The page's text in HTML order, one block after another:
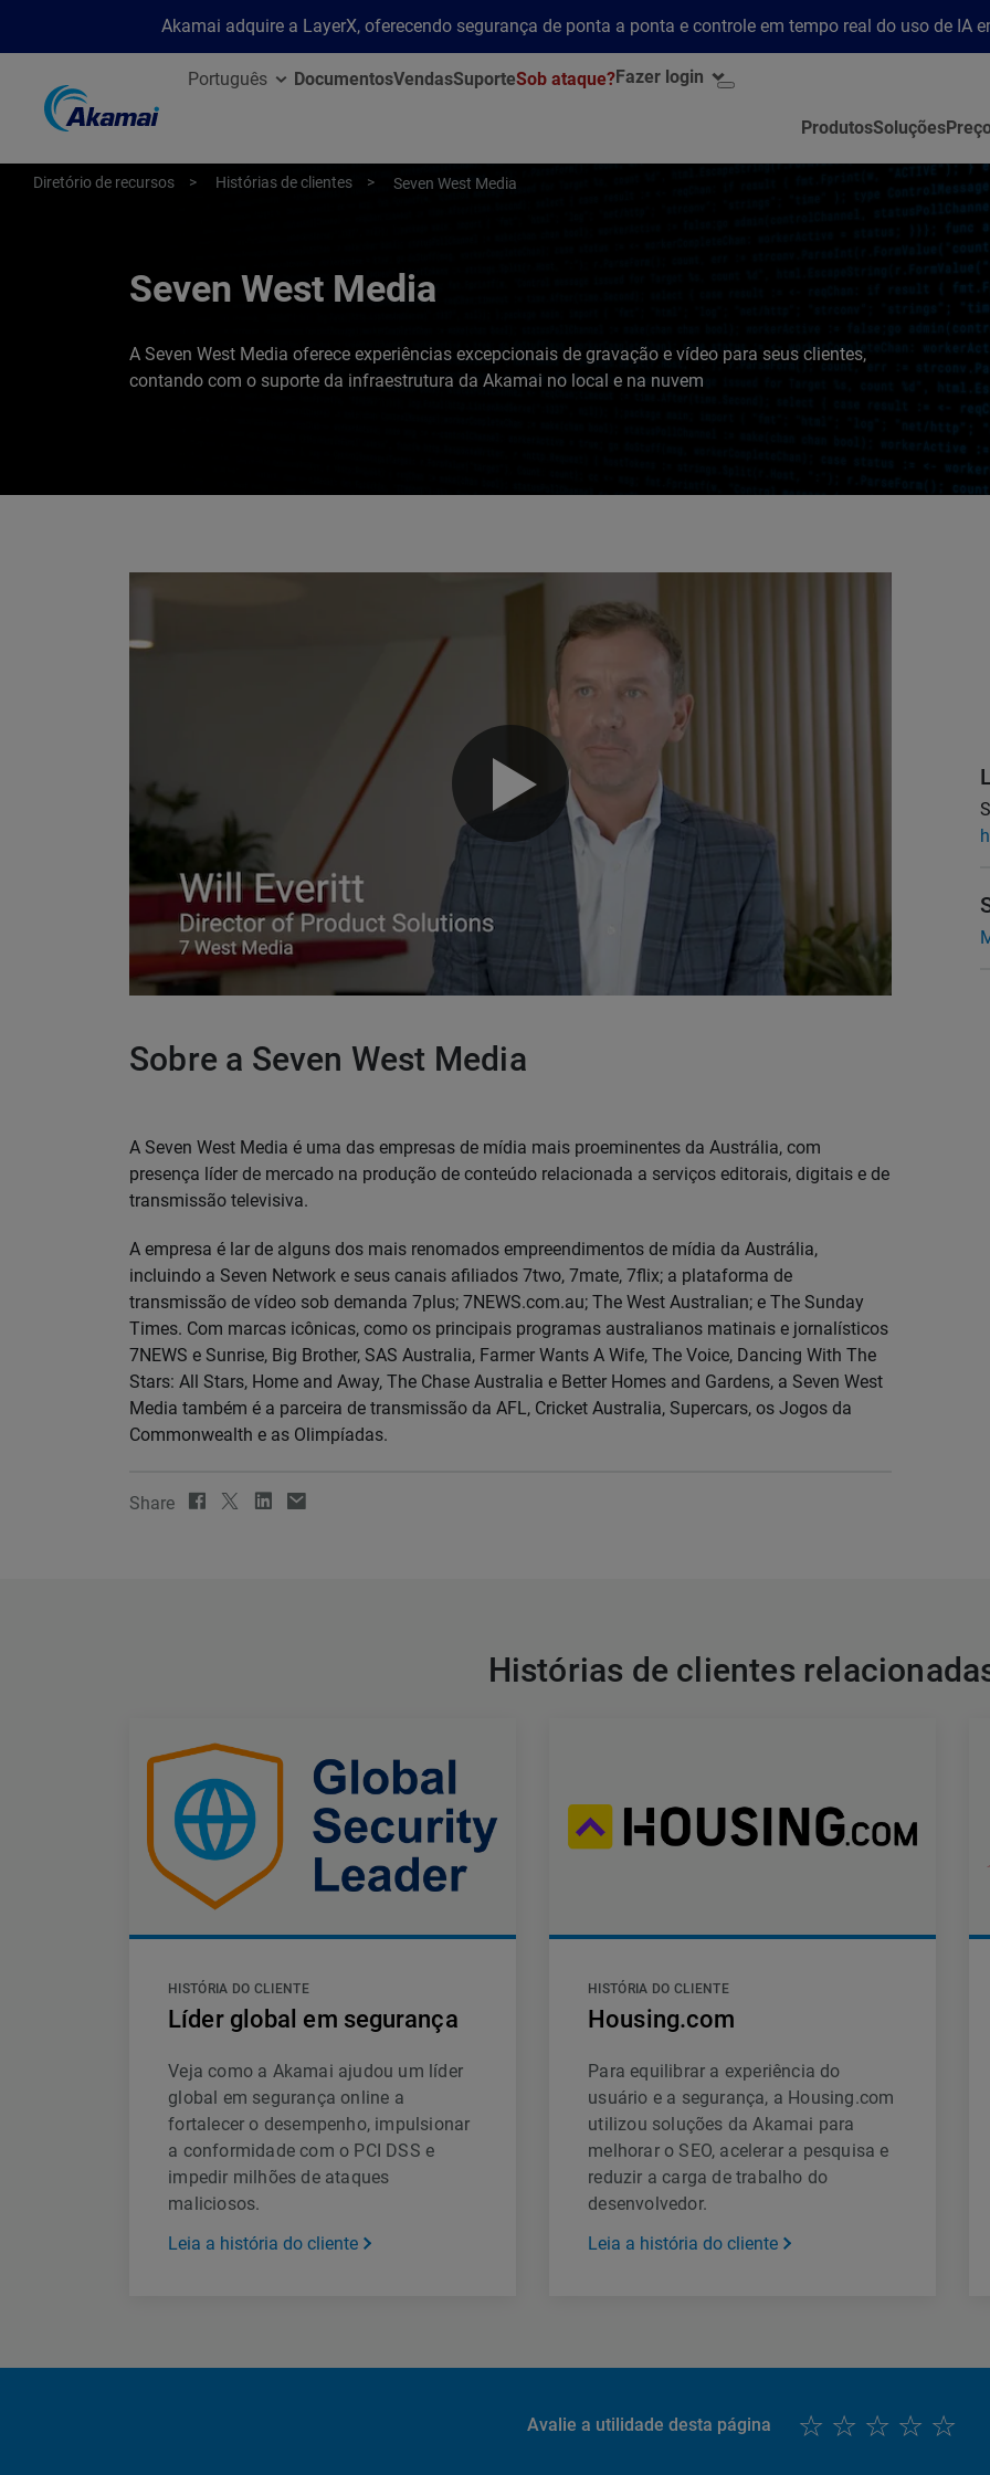
Akamai adquire a LayerX, oferecendo segurança de ponta a ponta e controle em tempo real do uso de IA
Português DocumentosVendasSuporteSob ataque?Fazer login
ProdutosSoluções
Diretório de recursos Histórias de clientes Seven West Media
Seven West Media
A Seven West Media oferece experiências excepcionais de gravação e vídeo para seus clientes,
contando com o suporte da infraestrutura da Akamai no local e na nuvem
Sobre a Seven West Media
A Seven West Media é uma das empresas de mídia mais proeminentes da Austrália, com
presença líder de mercado na produção de conteúdo relacionada a serviços editorais, digitais e de
transmissão televisiva.
A empresa é lar de alguns dos mais renomados empreendimentos de mídia da Austrália,
incluindo a Seven Network e seus canais afiliados 7two, 7mate, 7flix; a plataforma de
transmissão de vídeo sob demanda 7plus; 7NEWS.com.au; The West Australian; e The Sunday
Times. Com marcas icônicas, como os principais programas australianos matinais e jornalísticos
7NEWS e Sunrise, Big Brother, SAS Australia, Farmer Wants A Wife, The Voice, Dancing With The
Stars: All Stars, Home and Away, The Chase Australia e Better Homes and Gardens, a Seven West
Media também é a parceira de transmissão da AFL, Cricket Australia, Supercars, os Jogos da
Commonwealth e as Olimpíadas.
Share
Histórias de clientes
HISTÓRIA DO CLIENTE
Líder global em segurança
Veja como a Akamai ajudou um líder
global em segurança online a
fortalecer o desempenho, impulsionar
a conformidade com o PCI DSS e
impedir milhões de ataques
maliciosos.
Leia a história do cliente
HISTÓRIA DO CLIENTE
Housing.com
Para equilibrar a experiência do
usuário e a segurança, a Housing.com
utilizou soluções da Akamai para
melhorar o SEO, acelerar a pesquisa e
reduzir a carga de trabalho do
desenvolvedor.
Leia a história do cliente
Avalie a utilidade desta página